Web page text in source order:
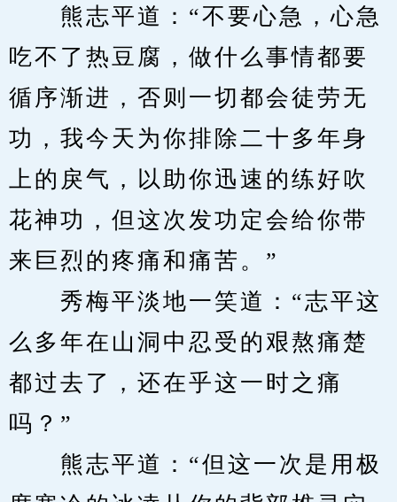
熊志平道：“不要心急，心急
吃不了热豆腐，做什么事情都要
循序渐进，否则一切都会徒劳无
功，我今天为你排除二十多年身
上的戾气，以助你迅速的练好吹
花神功，但这次发功定会给你带
来巨烈的疼痛和痛苦。”
秀梅平淡地一笑道：“志平这
么多年在山洞中忍受的艰熬痛楚
都过去了，还在乎这一时之痛
吗？”
熊志平道：“但这一次是用极